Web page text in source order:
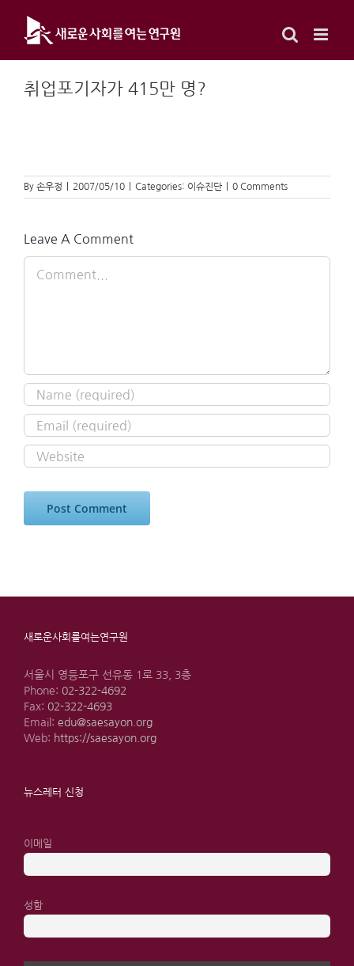
content
취업포기자가 415만 명?
By 손우정 2007/05/10 Categories: 이슈진단 0 Comments
Leave A Comment
새로운사회를여는연구원
서울시 영등포구 선유동 1로 33, 3층
Phone: 02-322-4692
Fax: 02-322-4693
Email: edu@saesayon.org
Web: https://saesayon.org
뉴스레터 신청
이메일
성함